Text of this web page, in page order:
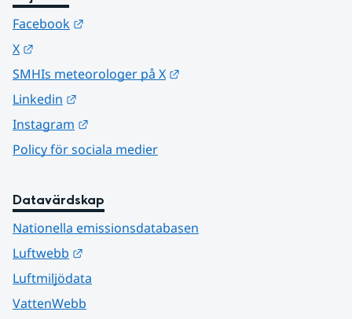
Facebook
X
SMHIs meteorologer på X
Linkedin
Instagram
Policy för sociala medier
Datavärdskap
Nationella emissionsdatabasen
Luftwebb
Luftmiljödata
VattenWebb